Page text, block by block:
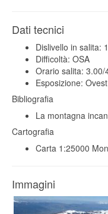
Dati tecnici
Dislivello in salita:
Difficoltà: OSA
Orario salita: 3.00/
Esposizione:
Bibliografia
La montagna
Cartografia
Carta 1:25000
Immagini